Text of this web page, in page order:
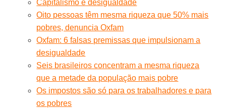
Capitalismo e desigualdade
Oito pessoas têm mesma riqueza que 50% mais
pobres, denuncia Oxfam
Oxfam: 6 falsas premissas que impulsionam a
desigualdade
Seis brasileiros concentram a mesma riqueza
que a metade da população mais pobre
Os impostos são só para os trabalhadores e para
os pobres